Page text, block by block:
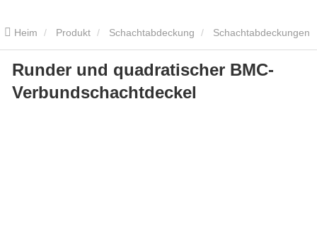
Heim Produkt Schachtabdeckung Schachtabdeckungen
aus Verbundwerkstoff Runder und quadratischer BMC-
Verbundschachtdeckel
Runder und quadratischer BMC-
Verbundschachtdeckel